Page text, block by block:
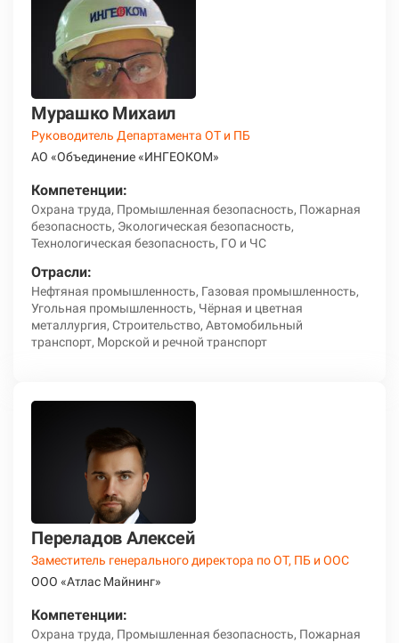
Мурашко Михаил
Руководитель Департамента ОТ и ПБ
АО «Объединение «ИНГЕОКОМ»
Компетенции:
Охрана труда, Промышленная безопасность, Пожарная
безопасность, Экологическая безопасность,
Технологическая безопасность, ГО и ЧС
Отрасли:
Нефтяная промышленность, Газовая промышленность,
Угольная промышленность, Чёрная и цветная
металлургия, Строительство, Автомобильный
транспорт, Морской и речной транспорт
Переладов Алексей
Заместитель генерального директора по ОТ, ПБ и ООС
ООО «Атлас Майнинг»
Компетенции:
Охрана труда, Промышленная безопасность, Пожарная